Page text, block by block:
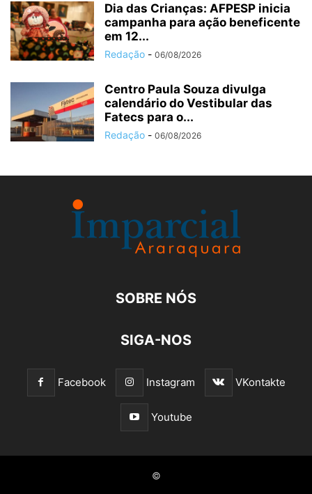
Dia das Crianças: AFPESP inicia
campanha para ação beneficente
em 12...
Redação - 06/08/2026
Centro Paula Souza divulga
calendário do Vestibular das
Fatecs para o...
Redação - 06/08/2026
SOBRE NÓS
SIGA-NOS
Facebook Instagram VKontakte
Youtube
©